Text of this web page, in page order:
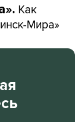
Как
Мира»